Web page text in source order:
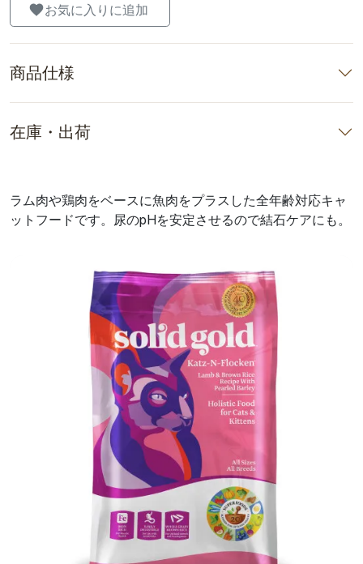
お気に入りに追加
商品仕様
在庫・出荷
ラム肉や鶏肉をベースに魚肉をプラスした全年齢対応キャ
ットフードです。尿のpHを安定させるので結石ケアにも。